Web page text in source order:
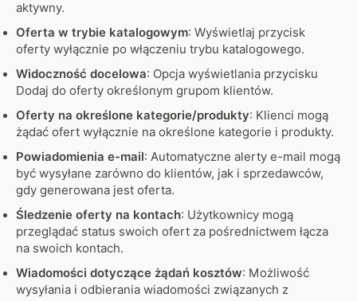
aktywny.
Oferta w trybie katalogowym: Wyświetlaj przycisk
oferty wyłącznie po włączeniu trybu katalogowego.
Widoczność docelowa: Opcja wyświetlania przycisku
Dodaj do oferty określonym grupom klientów.
Oferty na określone kategorie/produkty: Klienci mogą
żądać ofert wyłącznie na określone kategorie i produkty.
Powiadomienia e-mail : Automatyczne alerty e-mail mogą
być wysyłane zarówno do klientów, jak i sprzedawców,
gdy generowana jest oferta.
Śledzenie oferty na kontach: Użytkownicy mogą
przeglądać status swoich ofert za pośrednictwem łącza
na swoich kontach.
Wiadomości dotyczące żądań kosztów: Możliwość
wysyłania i odbierania wiadomości związanych z